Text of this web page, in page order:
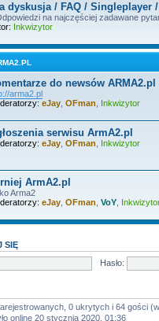
dyskusja / FAQ / Singleplayer
na najczęściej zadawane
Inkwizytor
do newsów ARMA2.pl
arma2.pl
eJay OFman Inkwizytor
serwisu ArmA2.pl
eJay OFman Inkwizytor
ArmA2.pl
Arma2
eJay OFman VoY
SIĘ
Hasło:
0 ukrytych i 64 gości
online 20 stycznia 2020, 01:36